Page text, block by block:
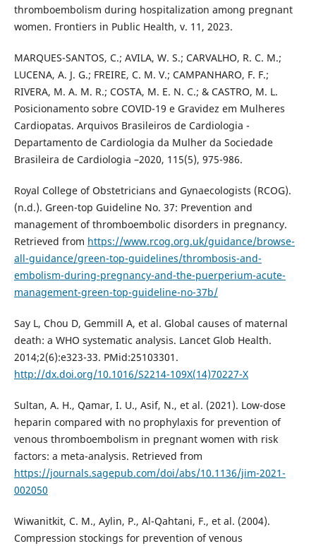
thromboembolism during hospitalization among pregnant
women. Frontiers in Public Health, v. 11, 2023.
MARQUES-SANTOS, C.; AVILA, W. S.; CARVALHO, R. C. M.;
LUCENA, A. J. G.; FREIRE, C. M. V.; CAMPANHARO, F. F.;
RIVERA, M. A. M. R.; COSTA, M. E. N. C.; & CASTRO, M. L.
Posicionamento sobre COVID-19 e Gravidez em Mulheres
Cardiopatas. Arquivos Brasileiros de Cardiologia -
Departamento de Cardiologia da Mulher da Sociedade
Brasileira de Cardiologia –2020, 115(5), 975-986.
Royal College of Obstetricians and Gynaecologists (RCOG).
(n.d.). Green-top Guideline No. 37: Prevention and
management of thromboembolic disorders in pregnancy.
Retrieved from https://www.rcog.org.uk/guidance/browse-
all-guidance/green-top-guidelines/thrombosis-and-
embolism-during-pregnancy-and-the-puerperium-acute-
management-green-top-guideline-no-37b/
Say L, Chou D, Gemmill A, et al. Global causes of maternal
death: a WHO systematic analysis. Lancet Glob Health.
2014;2(6):e323-33. PMid:25103301.
http://dx.doi.org/10.1016/S2214-109X(14)70227-X
Sultan, A. H., Qamar, I. U., Asif, N., et al. (2021). Low-dose
heparin compared with no prophylaxis for prevention of
venous thromboembolism in pregnant women with risk
factors: a meta-analysis. Retrieved from
https://journals.sagepub.com/doi/abs/10.1136/jim-2021-
002050
Wiwanitkit, C. M., Aylin, P., Al-Qahtani, F., et al. (2004).
Compression stockings for prevention of venous